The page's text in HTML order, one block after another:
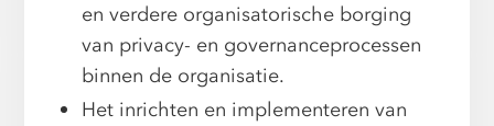
en verdere organisatorische borging
van privacy- en governanceprocessen
binnen de organisatie.
Het inrichten en implementeren van